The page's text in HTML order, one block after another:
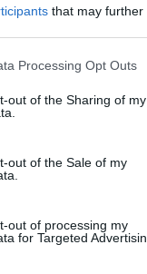
that may
this website/app uses
visit or usage
to Google and its
below specified
Processing Opt Outs
out of the Sharing of my
out of the Sale of my
out of processing my
for Targeted
szovjet orosz
gyümölcse:
jött
Azóta az egyik
társulattá nőtte ki
Belgium, Ciprus,
Izrael, Japán,
Oroszország nemzeti
és